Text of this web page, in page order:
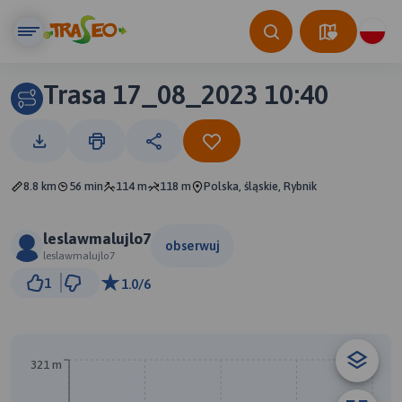
Trasa 17_08_2023 10:40
8.8 km 56 min 114 m 118 m Polska, śląskie, Rybnik
leslawmalujlo7
leslawmalujlo7
obserwuj
1 1.0/6
321 m